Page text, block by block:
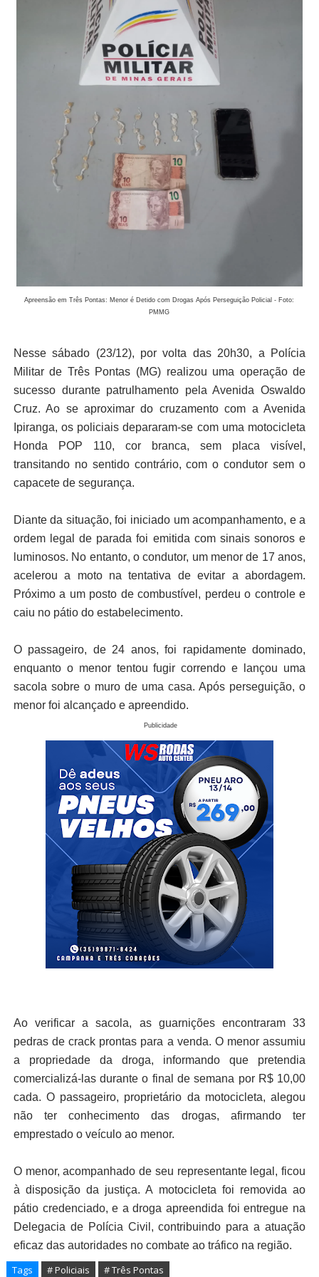
Apreensão em Três Pontas: Menor é Detido com Drogas Após Perseguição Policial - Foto:
PMMG
Nesse sábado (23/12), por volta das 20h30, a Polícia
Militar de Três Pontas (MG) realizou uma operação de
sucesso durante patrulhamento pela Avenida Oswaldo
Cruz. Ao se aproximar do cruzamento com a Avenida
Ipiranga, os policiais depararam-se com uma motocicleta
Honda POP 110, cor branca, sem placa visível,
transitando no sentido contrário, com o condutor sem o
capacete de segurança.
Diante da situação, foi iniciado um acompanhamento, e a
ordem legal de parada foi emitida com sinais sonoros e
luminosos. No entanto, o condutor, um menor de 17 anos,
acelerou a moto na tentativa de evitar a abordagem.
Próximo a um posto de combustível, perdeu o controle e
caiu no pátio do estabelecimento.
O passageiro, de 24 anos, foi rapidamente dominado,
enquanto o menor tentou fugir correndo e lançou uma
sacola sobre o muro de uma casa. Após perseguição, o
menor foi alcançado e apreendido.
Publicidade
Ao verificar a sacola, as guarnições encontraram 33
pedras de crack prontas para a venda. O menor assumiu
a propriedade da droga, informando que pretendia
comercializá-las durante o final de semana por R$ 10,00
cada. O passageiro, proprietário da motocicleta, alegou
não ter conhecimento das drogas, afirmando ter
emprestado o veículo ao menor.
O menor, acompanhado de seu representante legal, ficou
à disposição da justiça. A motocicleta foi removida ao
pátio credenciado, e a droga apreendida foi entregue na
Delegacia de Polícia Civil, contribuindo para a atuação
eficaz das autoridades no combate ao tráfico na região.
Tags # Policiais # Três Pontas